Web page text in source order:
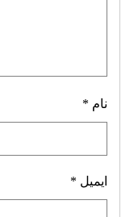
نام *
ایمیل *